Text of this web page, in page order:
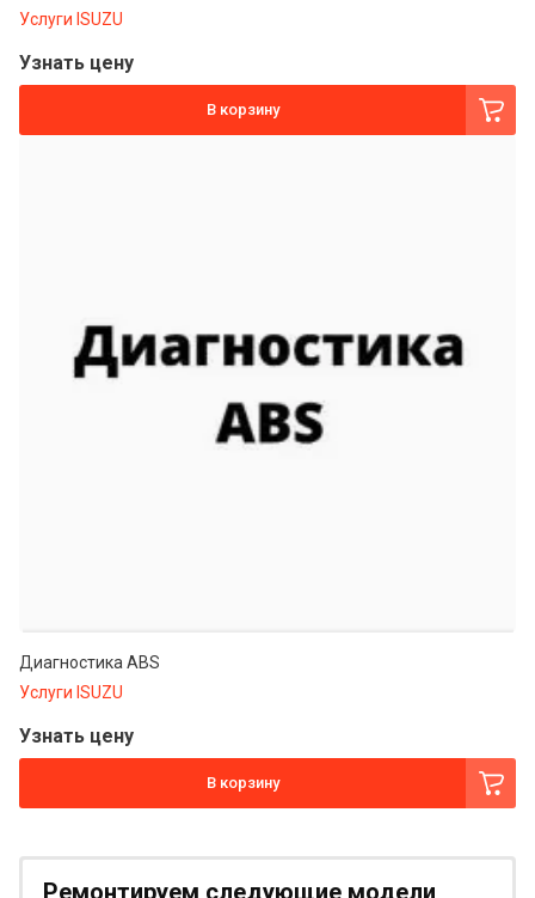
Услуги ISUZU
Узнать цену
В корзину
Диагностика ABS
Услуги ISUZU
Узнать цену
В корзину
Ремонтируем следующие модели